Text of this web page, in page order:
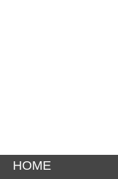
HOME